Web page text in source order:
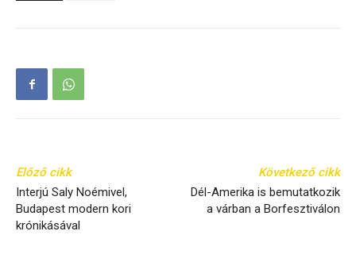
Előző cikk
Interjú Saly Noémivel,
Budapest modern kori
krónikásával
Következő cikk
Dél-Amerika is bemutatkozik
a várban a Borfesztiválon